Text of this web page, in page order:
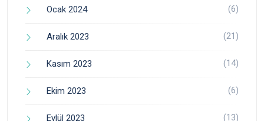
Ocak 2024 (6)
Aralık 2023 (21)
Kasım 2023 (14)
Ekim 2023 (6)
Eylül 2023 (13)